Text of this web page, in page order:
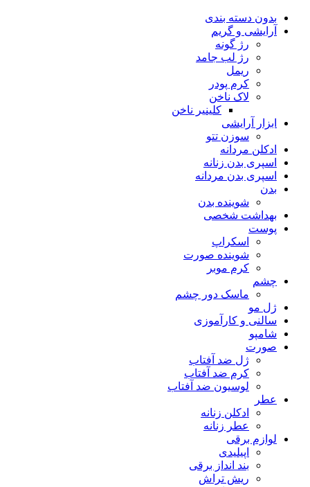
بدون دسته بندی
آرایشی و گریم
رژ گونه
رژ لب جامد
ریمل
کرم پودر
لاک ناخن
کلینیر ناخن
ابزار آرایشی
سوزن تتو
ادکلن مردانه
اسپری بدن زنانه
اسپری بدن مردانه
بدن
شوینده بدن
بهداشت شخصی
پوست
اسکراپ
شوینده صورت
کرم موبر
چشم
ماسک دور چشم
ژل مو
سالنی و کارآموزی
شامپو
صورت
ژل ضد آفتاب
کرم ضد آفتاب
لوسیون ضد آفتاب
عطر
ادکلن زنانه
عطر زنانه
لوازم برقی
اپیلیدی
بند انداز برقی
ریش تراش